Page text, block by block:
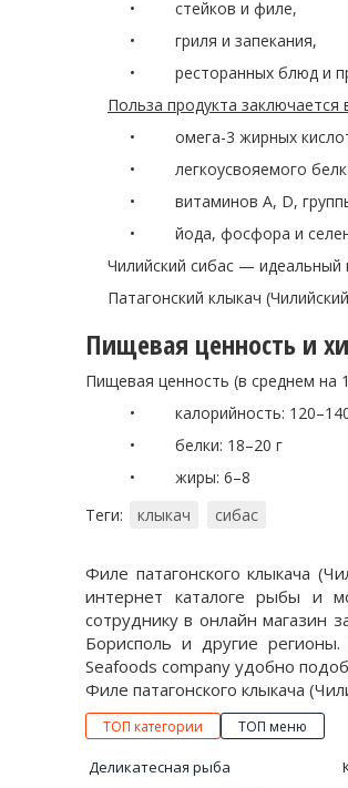
• стейков и филе,
• гриля и запекания,
• ресторанных блюд и
Польза продукта
• омега-3 жирных
• легкоусвояемого
• витаминов A, D,
• йода, фосфора и
Чилийский сибас — идеальный
Патагонский клыкач
Пищевая ценность и
Пищевая ценность (в среднем на
• калорийность: 120–140
• белки: 18–20 г
• жиры: 6–8
Теги:
клыкач сибас
Филе патагонского клыкача
интернет каталоге рыбы и
сотруднику в онлайн магазин
Борисполь и другие
Seafoods company удобно
Филе патагонского клыкача
ТОП категории ТОП меню
Деликатесная рыба